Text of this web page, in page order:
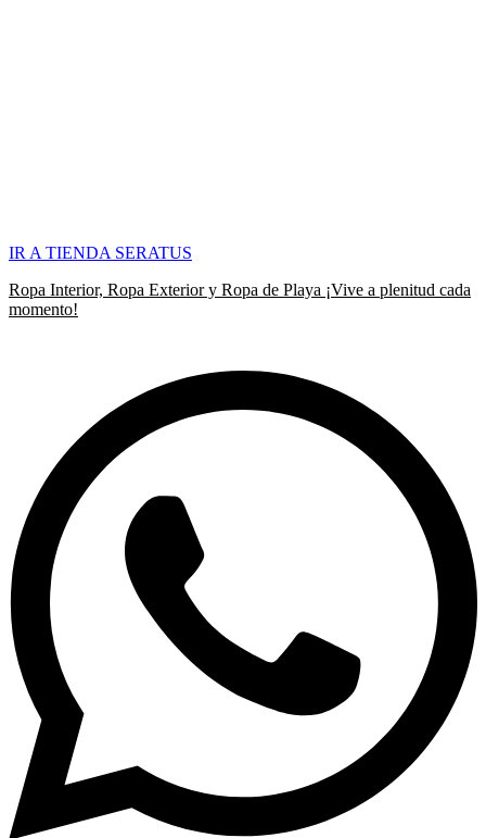
IR A TIENDA SERATUS
Ropa Interior, Ropa Exterior y Ropa de Playa ¡Vive a plenitud cada
momento!